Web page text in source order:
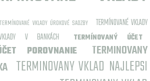
TERMÍNOVANÉ VKLADY ÚROKOVÉ SADZBY
TERMÍNOVANÉ VKLADY
V BANKÁCH TERMÍNOVANÝ ÚČET
POROVNANIE
TERMINOVANY
TERMINOVANY VKLAD NAJLEPSI